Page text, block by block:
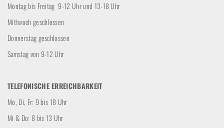
Montag bis Freitag 9-12 Uhr und 13-18 Uhr
Mittwoch geschlossen
Donnerstag geschlossen
Samstag von 9-12 Uhr
TELEFONISCHE ERREICHBARKEIT
Mo, Di, Fr: 9 bis 18 Uhr
Mi & Do: 8 bis 13 Uhr